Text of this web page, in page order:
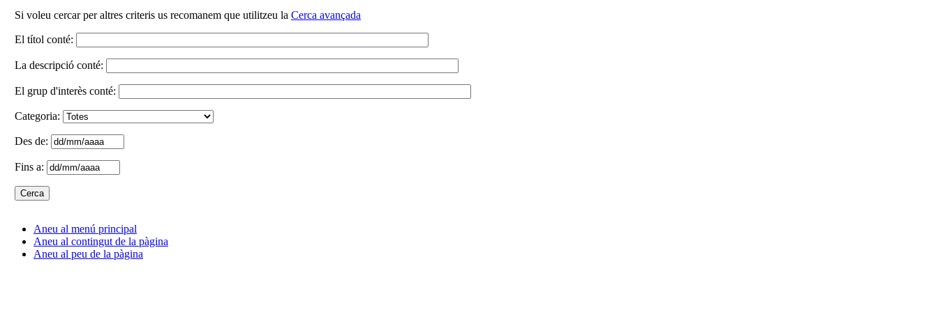
Si voleu cercar per altres criteris us recomanem que utilitzeu la Cerca avançada
El títol conté:
La descripció conté:
El grup d'interès conté:
Categoria:
Des de:
Fins a:
Aneu al menú principal
Aneu al contingut de la pàgina
Aneu al peu de la pàgina